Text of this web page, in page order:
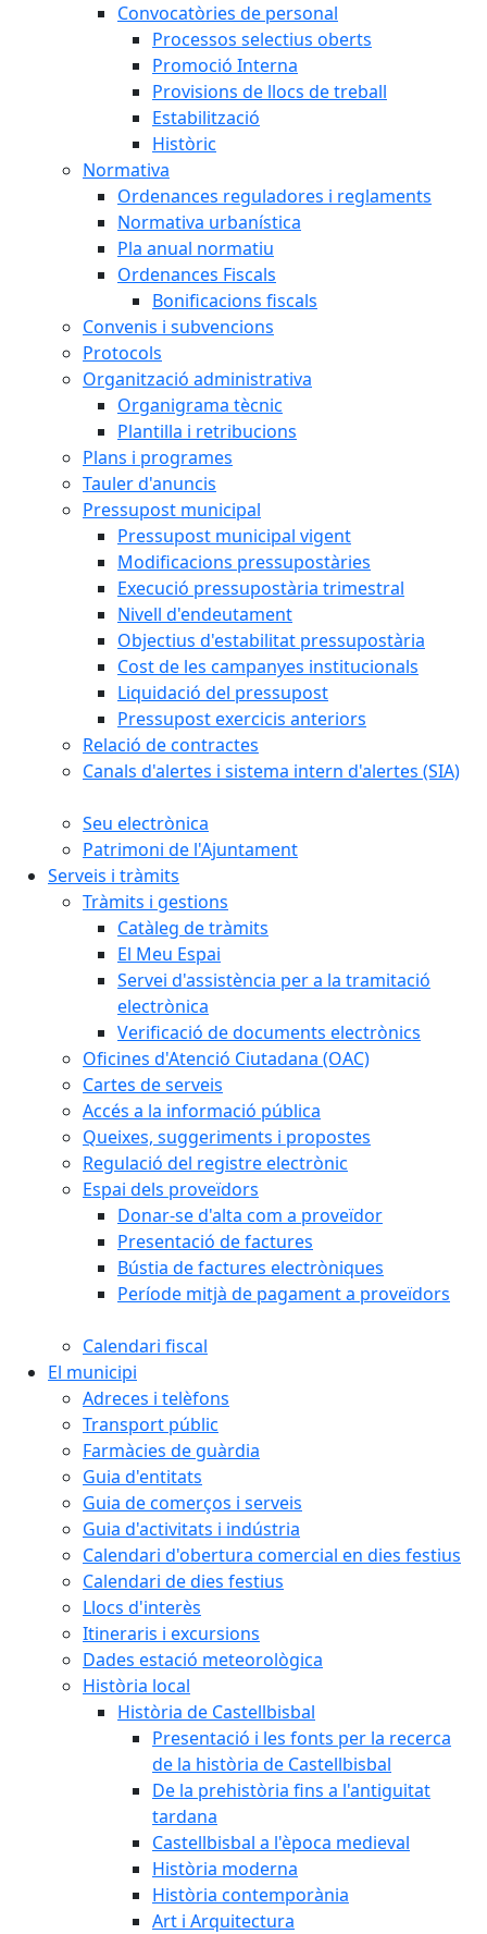
Convocatòries de personal
Processos selectius oberts
Promoció Interna
Provisions de llocs de treball
Estabilització
Històric
Normativa
Ordenances reguladores i reglaments
Normativa urbanística
Pla anual normatiu
Ordenances Fiscals
Bonificacions fiscals
Convenis i subvencions
Protocols
Organització administrativa
Organigrama tècnic
Plantilla i retribucions
Plans i programes
Tauler d'anuncis
Pressupost municipal
Pressupost municipal vigent
Modificacions pressupostàries
Execució pressupostària trimestral
Nivell d'endeutament
Objectius d'estabilitat pressupostària
Cost de les campanyes institucionals
Liquidació del pressupost
Pressupost exercicis anteriors
Relació de contractes
Canals d'alertes i sistema intern d'alertes (SIA)
Seu electrònica
Patrimoni de l'Ajuntament
Serveis i tràmits
Tràmits i gestions
Catàleg de tràmits
El Meu Espai
Servei d'assistència per a la tramitació
electrònica
Verificació de documents electrònics
Oficines d'Atenció Ciutadana (OAC)
Cartes de serveis
Accés a la informació pública
Queixes, suggeriments i propostes
Regulació del registre electrònic
Espai dels proveïdors
Donar-se d'alta com a proveïdor
Presentació de factures
Bústia de factures electròniques
Període mitjà de pagament a proveïdors
Calendari fiscal
El municipi
Adreces i telèfons
Transport públic
Farmàcies de guàrdia
Guia d'entitats
Guia de comerços i serveis
Guia d'activitats i indústria
Calendari d'obertura comercial en dies festius
Calendari de dies festius
Llocs d'interès
Itineraris i excursions
Dades estació meteorològica
Història local
Història de Castellbisbal
Presentació i les fonts per la recerca
de la història de Castellbisbal
De la prehistòria fins a l'antiguitat
tardana
Castellbisbal a l'època medieval
Història moderna
Història contemporània
Art i Arquitectura